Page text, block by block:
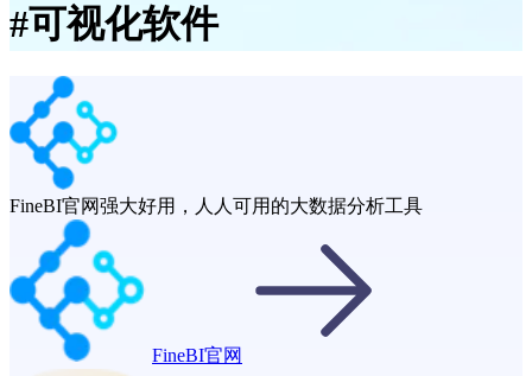
#可视化软件
FineBI官网强大好用，人人可用的大数据分析工具
FineBI官网